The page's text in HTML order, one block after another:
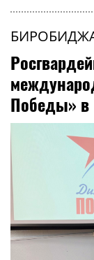
Победы» в